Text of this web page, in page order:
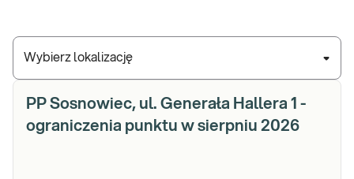
Wybierz lokalizację
PP Sosnowiec, ul. Generała Hallera 1 -
ograniczenia punktu w sierpniu 2026